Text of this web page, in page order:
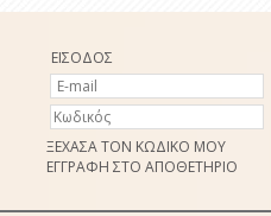
ΕΙΣΟΔΟΣ
ΞΕΧΑΣΑ ΤΟΝ ΚΩΔΙΚΟ ΜΟΥ
ΕΓΓΡΑΦΗ ΣΤΟ ΑΠΟΘΕΤΗΡΙΟ